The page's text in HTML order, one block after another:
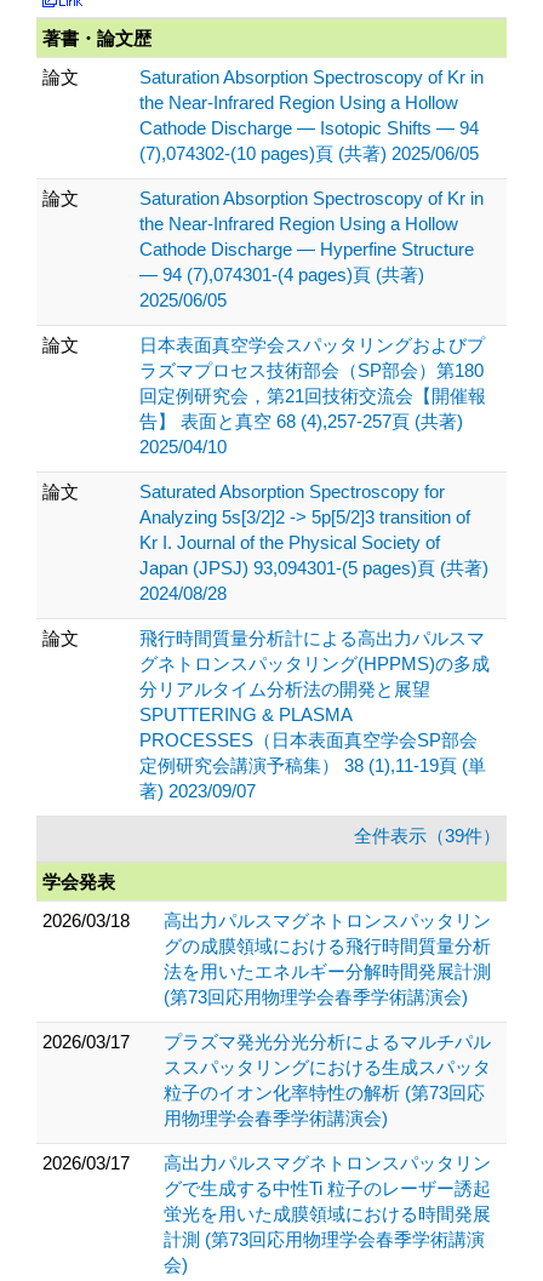
著書・論文歴
論文
Saturation Absorption Spectroscopy of Kr in
the Near-Infrared Region Using a Hollow
Cathode Discharge — Isotopic Shifts — 94
(7),074302-(10 pages)頁 (共著) 2025/06/05
論文
Saturation Absorption Spectroscopy of Kr in
the Near-Infrared Region Using a Hollow
Cathode Discharge — Hyperfine Structure
— 94 (7),074301-(4 pages)頁 (共著)
2025/06/05
論文
日本表面真空学会スパッタリングおよびプ
ラズマプロセス技術部会（SP部会）第180
回定例研究会，第21回技術交流会【開催報
告】 表面と真空 68 (4),257-257頁 (共著)
2025/04/10
論文
Saturated Absorption Spectroscopy for
Analyzing 5s[3/2]2 -> 5p[5/2]3 transition of
Kr I. Journal of the Physical Society of
Japan (JPSJ) 93,094301-(5 pages)頁 (共著)
2024/08/28
論文
飛行時間質量分析計による高出力パルスマ
グネトロンスパッタリング(HPPMS)の多成
分リアルタイム分析法の開発と展望
SPUTTERING & PLASMA
PROCESSES（日本表面真空学会SP部会
定例研究会講演予稿集） 38 (1),11-19頁 (単
著) 2023/09/07
全件表示（39件）
学会発表
2026/03/18
高出力パルスマグネトロンスパッタリン
グの成膜領域における飛行時間質量分析
法を用いたエネルギー分解時間発展計測
(第73回応用物理学会春季学術講演会)
2026/03/17
プラズマ発光分光分析によるマルチパル
ススパッタリングにおける生成スパッタ
粒子のイオン化率特性の解析 (第73回応
用物理学会春季学術講演会)
2026/03/17
高出力パルスマグネトロンスパッタリン
グで生成する中性Ti 粒子のレーザー誘起
蛍光を用いた成膜領域における時間発展
計測 (第73回応用物理学会春季学術講演
会)